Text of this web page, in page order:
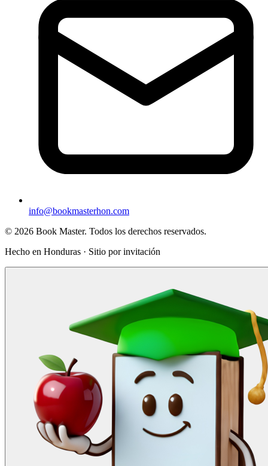
info@bookmasterhon.com
© 2026 Book Master. Todos los derechos reservados.
Hecho en Honduras · Sitio por invitación